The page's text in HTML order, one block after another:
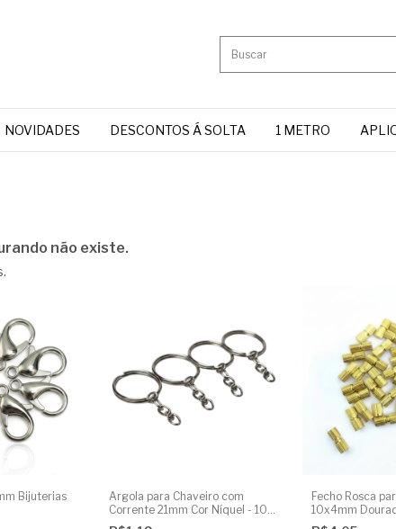
NOVIDADES DESCONTOS Á SOLTA 1 METRO
não existe.
Bijuterias
Argola para Chaveiro com
Corrente 21mm Cor Níquel - 10
Unidades
Fecho Rosca
10x4mm